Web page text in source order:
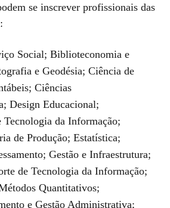
se inscrever profissionais das
Social; Biblioteconomia e
e Geodésia; Ciência de
Ciências
Design Educacional;
da Informação;
de Produção; Estatística;
Gestão e Infraestrutura;
de Tecnologia da Informação;
Quantitativos;
e Gestão Administrativa;